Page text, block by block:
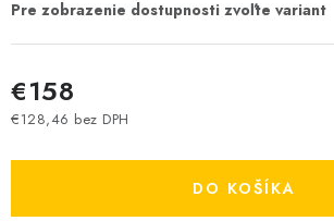
€158
€128,46 bez DPH
DO KOŠÍKA